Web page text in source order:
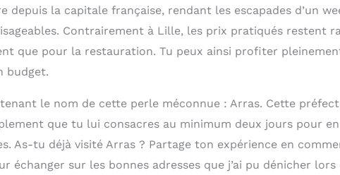
depuis la capitale française, rendant les escapades d’un
Contrairement à Lille, les prix pratiqués restent
que pour la restauration. Tu peux ainsi profiter
budget.
le nom de cette perle méconnue : Arras. Cette
que tu lui consacres au minimum deux jours pour
As-tu déjà visité Arras ? Partage ton expérience en
échanger sur les bonnes adresses que j’ai pu dénicher lors